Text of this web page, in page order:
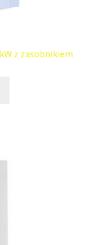
z zasobnikiem